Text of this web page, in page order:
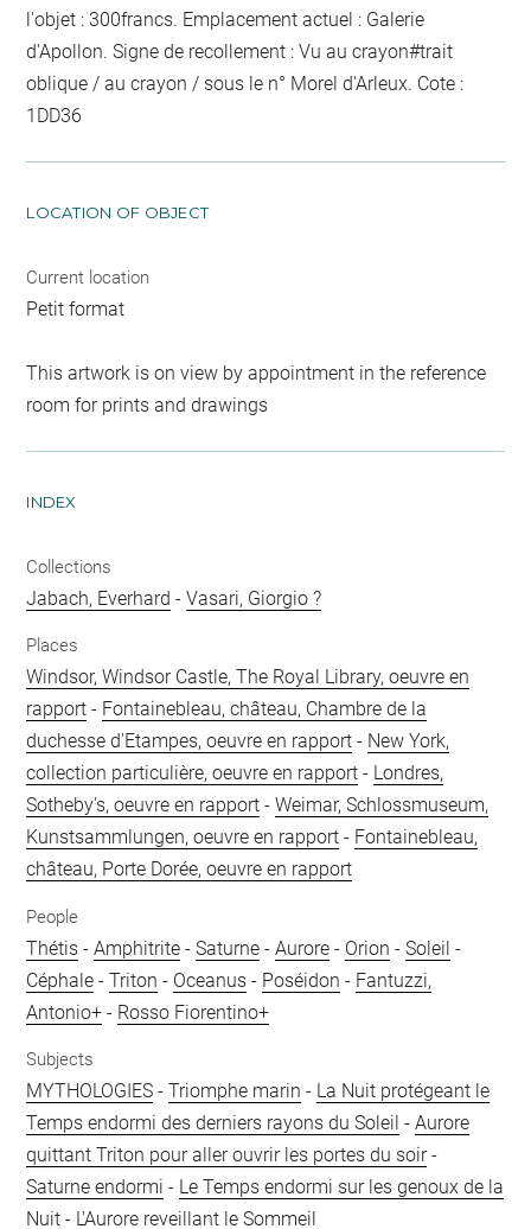
l'objet : 300francs. Emplacement actuel : Galerie
d'Apollon. Signe de recollement :Vu au crayon#trait
oblique / au crayon / sous le n° Morel d'Arleux. Cote :
1DD36
LOCATION OF OBJECT
Current location
Petit format
This artwork is on view by appointment in the reference
room for prints and drawings
INDEX
Collections
Jabach, Everhard -Vasari, Giorgio ?
Places
Windsor, Windsor Castle, The Royal Library, oeuvre en
rapport - Fontainebleau, château, Chambre de la
duchesse d'Etampes, oeuvre en rapport - New York,
collection particulière, oeuvre en rapport - Londres,
Sotheby's, oeuvre en rapport -Weimar, Schlossmuseum,
Kunstsammlungen, oeuvre en rapport - Fontainebleau,
château, Porte Dorée, oeuvre en rapport
People
Thétis -Amphitrite -Saturne -Aurore - Orion -Soleil -
Céphale -Triton - Oceanus - Poséidon - Fantuzzi,
Antonio+ - Rosso Fiorentino+
Subjects
MYTHOLOGIES -Triomphe marin - La Nuit protégeant le
Temps endormi des derniers rayons du Soleil -Aurore
quittant Triton pour aller ouvrir les portes du soir-
Saturne endormi - Le Temps endormi sur les genoux de la
Nuit - L'Aurore reveillant le Sommeil